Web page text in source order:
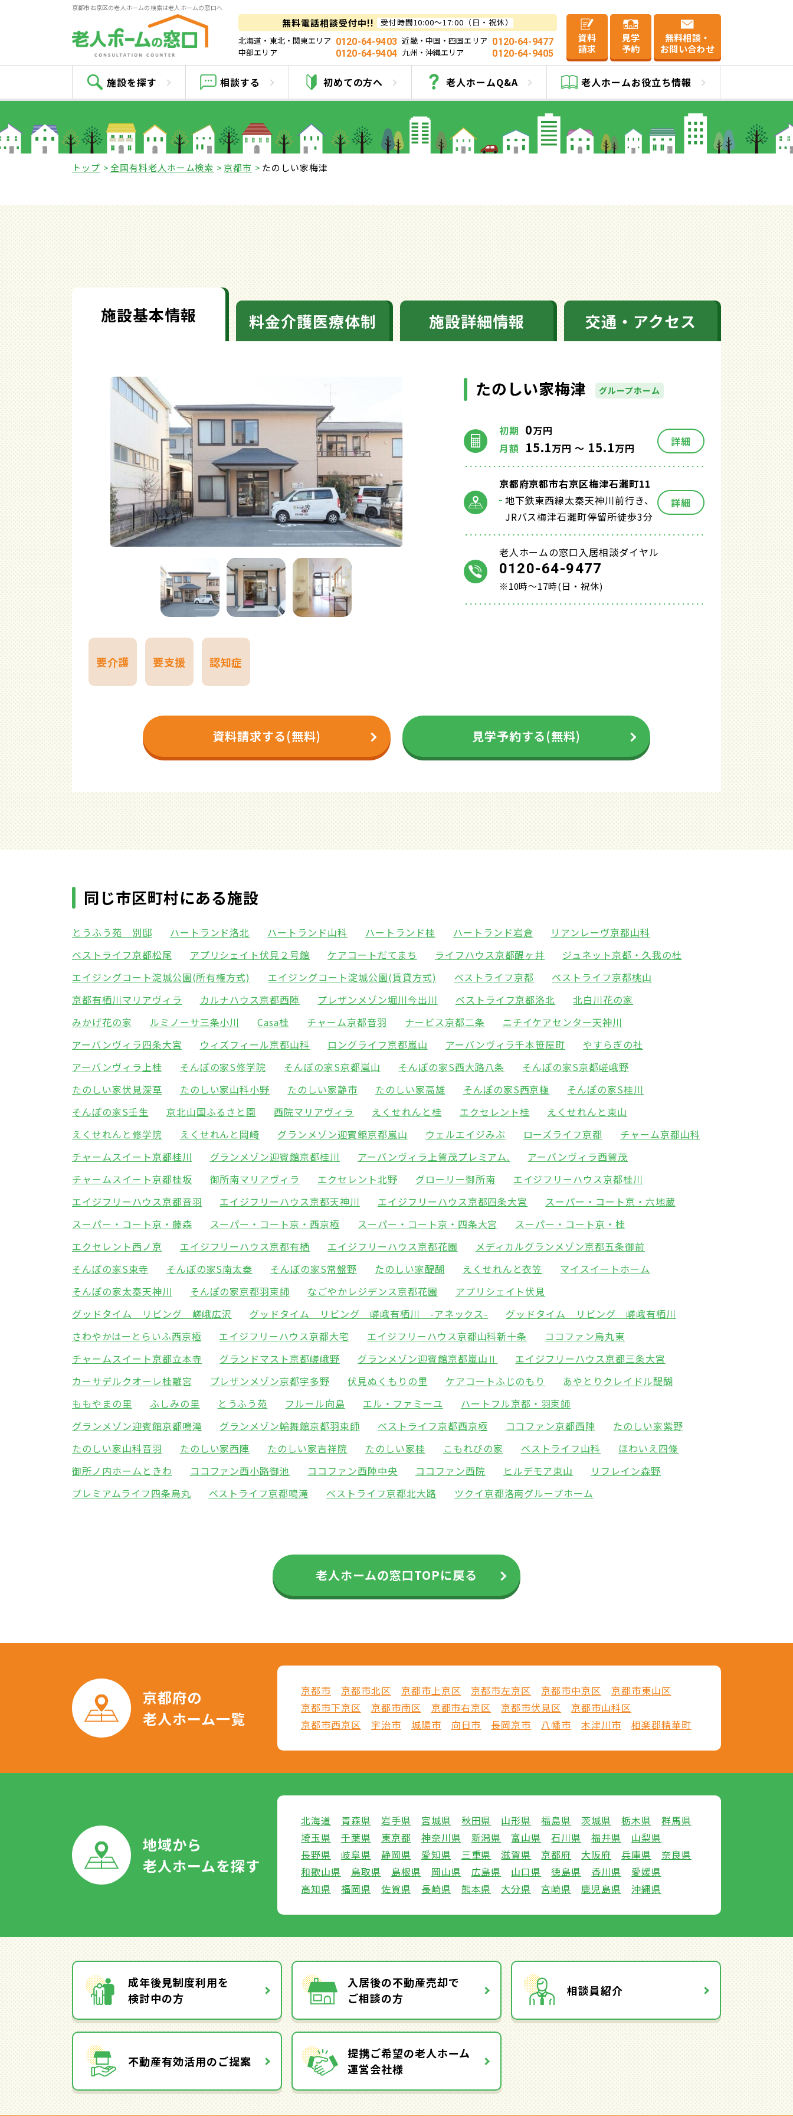
京都市右京区の老人ホームの検索は老人ホームの窓口へ
無料電話相談受付中!!
受付時間10:00～17:00（日・祝休）
北海道・東北・関東エリア 0120-64-9403 近畿・中国・四国エリア 0120-64-9477
中部エリア
0120-64-9404 九州・沖縄エリア 0120-64-9405
資料
請求
見学
予約
無料相談・
お問い合わせ
施設を探す 相談する 初めての方へ 老人ホームQ&A 老人ホームお役立ち情報
たのしい家梅津
トップ 全国有料老人ホーム検索 京都市 たのしい家梅津
施設基本情報 料金介護医療体制 施設詳細情報 交通・アクセス
たのしい家梅津 グループホーム
初期 0万円
月額 15.1万円 ～ 15.1万円 詳細
京都府京都市右京区梅津石灘町11
地下鉄東西線太秦天神川前行き、
JRバス梅津石灘町停留所徒歩3分
詳細
老人ホームの窓口入居相談ダイヤル
0120-64-9477
※10時～17時(日・祝休)
要介護 要支援 認知症
資料請求する(無料) 見学予約する(無料)
同じ市区町村にある施設
とうふう苑 別邸 ハートランド洛北 ハートランド山科 ハートランド桂 ハートランド岩倉
リアンレーヴ京都山科
ベストライフ京都松尾
アプリシェイト伏見２号館 ケアコートだてまち ライフハウス京都醒ヶ井
ジュネット京都・久我の杜
エイジングコート淀城公園(所有権方式)
エイジングコート淀城公園(賃貸方式) ベストライフ京都
ベストライフ京都桃山
京都有栖川マリアヴィラ
カルナハウス京都西陣 プレザンメゾン堀川今出川 ベストライフ京都洛北
北白川花の家
みかげ花の家
ルミノーサ三条小川 Casa桂 チャーム京都音羽 ナービス京都二条
ニチイケアセンター天神川
アーバンヴィラ四条大宮
ウィズフィール京都山科 ロングライフ京都嵐山 アーバンヴィラ千本笹屋町
やすらぎの社
アーバンヴィラ上桂
そんぽの家S修学院 そんぽの家S京都嵐山 そんぽの家S西大路八条
そんぽの家S京都嵯峨野
たのしい家伏見深草
たのしい家山科小野 たのしい家静市 たのしい家高雄 そんぽの家S西京極
そんぽの家S桂川
そんぽの家S壬生
京北山国ふるさと園 西院マリアヴィラ えくせれんと桂 エクセレント桂
えくせれんと東山
えくせれんと修学院
えくせれんと岡崎 グランメゾン迎賓館京都嵐山 ウェルエイジみぶ ローズライフ京都
チャーム京都山科
チャームスイート京都桂川
グランメゾン迎賓館京都桂川 アーバンヴィラ上賀茂プレミアム.
アーバンヴィラ西賀茂
チャームスイート京都桂坂
御所南マリアヴィラ エクセレント北野 グローリー御所南
エイジフリーハウス京都桂川
エイジフリーハウス京都音羽
エイジフリーハウス京都天神川 エイジフリーハウス京都四条大宮
スーパー・コート京・六地蔵
スーパー・コート京・藤森
スーパー・コート京・西京極 スーパー・コート京・四条大宮
スーパー・コート京・桂
エクセレント西ノ京
エイジフリーハウス京都有栖 エイジフリーハウス京都花園
メディカルグランメゾン京都五条御前
そんぽの家S東寺
そんぽの家S南太秦 そんぽの家S常盤野 たのしい家醍醐 えくせれんと衣笠
マイスイートホーム
そんぽの家太秦天神川
そんぽの家京都羽束師 なごやかレジデンス京都花園
アプリシェイト伏見
グッドタイム リビング 嵯峨広沢
グッドタイム リビング 嵯峨有栖川 -アネックス-
グッドタイム リビング 嵯峨有栖川
さわやかはーとらいふ西京極
エイジフリーハウス京都大宅 エイジフリーハウス京都山科新十条
ココファン烏丸東
チャームスイート京都立本寺
グランドマスト京都嵯峨野 グランメゾン迎賓館京都嵐山Ⅱ
エイジフリーハウス京都三条大宮
カーサデルクオーレ桂離宮
プレザンメゾン京都宇多野 伏見ぬくもりの里 ケアコートふじのもり
あやとりクレイドル醍醐
ももやまの里
ふしみの里 とうふう苑 フルール向島 エル・ファミーユ
ハートフル京都・羽束師
グランメゾン迎賓館京都鳴滝
グランメゾン輪舞館京都羽束師 ベストライフ京都西京極 ココファン京都西陣
たのしい家紫野
たのしい家山科音羽
たのしい家西陣 たのしい家吉祥院 たのしい家桂 こもれびの家 ベストライフ山科
ほわいえ四條
御所ノ内ホームときわ
ココファン西小路御池 ココファン西陣中央 ココファン西院 ヒルデモア東山
リフレイン森野
プレミアムライフ四条烏丸
ベストライフ京都鳴滝 ベストライフ京都北大路 ツクイ京都洛南グループホーム
老人ホームの窓口TOPに戻る
京都府の
老人ホーム一覧
京都市 京都市北区 京都市上京区 京都市左京区 京都市中京区
京都市東山区
京都市下京区
京都市南区 京都市右京区 京都市伏見区
京都市山科区
京都市西京区
宇治市 城陽市 向日市 長岡京市 八幡市 木津川市 相楽郡精華町
地域から
老人ホームを探す
北海道 青森県 岩手県 宮城県 秋田県 山形県 福島県 茨城県 栃木県
群馬県
埼玉県
千葉県 東京都 神奈川県 新潟県 富山県 石川県 福井県
山梨県
長野県
岐阜県 静岡県 愛知県 三重県 滋賀県 京都府 大阪府 兵庫県
奈良県
和歌山県
鳥取県 島根県 岡山県 広島県 山口県 徳島県 香川県
愛媛県
高知県
福岡県 佐賀県 長崎県 熊本県 大分県 宮崎県 鹿児島県 沖縄県
成年後見制度利用を
検討中の方
入居後の不動産売却で
ご相談の方
相談員紹介
不動産有効活用のご提案
提携ご希望の老人ホーム
運営会社様